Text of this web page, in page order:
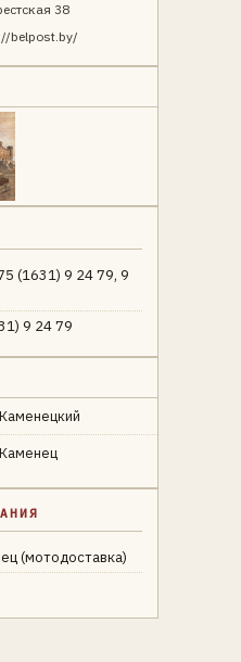
38
belpost.by/
(1631) 9 24 79, 9
9 24 79
Каменецкий
Каменец
(мотодоставка)